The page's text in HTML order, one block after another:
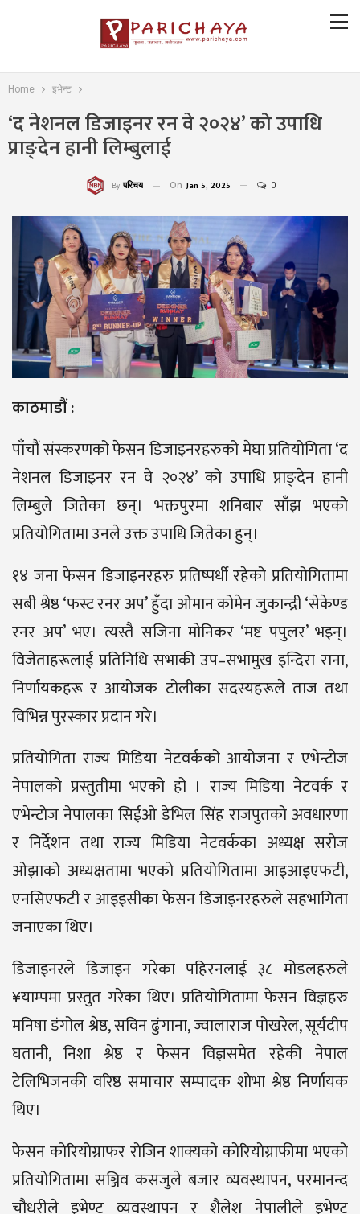
Home इभेन्ट
‘द नेशनल डिजाइनर रन वे २०२४’ को उपाधि
प्राङ्देन हानी लिम्बुलाई
By परिचय On Jan 5, 2025 0
काठमाडौं :
पाँचौं संस्करणको फेसन डिजाइनरहरुको मेघा प्रतियोगिता ‘द
नेशनल डिजाइनर रन वे २०२४’ को उपाधि प्राङ्देन हानी
लिम्बुले जितेका छन्। भक्तपुरमा शनिबार साँझ भएको
प्रतियोगितामा उनले उक्त उपाधि जितेका हुन्।
१४ जना फेसन डिजाइनरहरु प्रतिष्पर्धी रहेको प्रतियोगितामा
सबी श्रेष्ठ ‘फस्ट रनर अप’ हुँदा ओमान कोमेन जुकान्द्री ‘सेकेण्ड
रनर अप’ भए। त्यस्तै सजिना मोनिकर ‘मष्ट पपुलर’ भइन्।
विजेताहरूलाई प्रतिनिधि सभाकी उप–सभामुख इन्दिरा राना,
निर्णायकहरू र आयोजक टोलीका सदस्यहरूले ताज तथा
विभिन्न पुरस्कार प्रदान गरे।
प्रतियोगिता राज्य मिडिया नेटवर्कको आयोजना र एभेन्टोज
नेपालको प्रस्तुतीमा भएको हो । राज्य मिडिया नेटवर्क र
एभेन्टोज नेपालका सिईओ डेभिल सिंह राजपुतको अवधारणा
र निर्देशन तथा राज्य मिडिया नेटवर्कका अध्यक्ष सरोज
ओझाको अध्यक्षतामा भएको प्रतियोगितामा आइआइएफटी,
एनसिएफटी र आइइसीका फेसन डिजाइनरहरुले सहभागिता
जनाएका थिए।
डिजाइनरले डिजाइन गरेका पहिरनलाई ३८ मोडलहरुले
¥याम्पमा प्रस्तुत गरेका थिए। प्रतियोगितामा फेसन विज्ञहरु
मनिषा डंगोल श्रेष्ठ, सविन ढुंगाना, ज्वालाराज पोखरेल, सूर्यदीप
घतानी, निशा श्रेष्ठ र फेसन विज्ञसमेत रहेकी नेपाल
टेलिभिजनकी वरिष्ठ समाचार सम्पादक शोभा श्रेष्ठ निर्णायक
थिए।
फेसन कोरियोग्राफर रोजिन शाक्यको कोरियोग्राफीमा भएको
प्रतियोगितामा सञ्जिव कसजुले बजार व्यवस्थापन, परमानन्द
चौधरीले इभेण्ट व्यवस्थापन र शैलेश नेपालीले इभेण्ट